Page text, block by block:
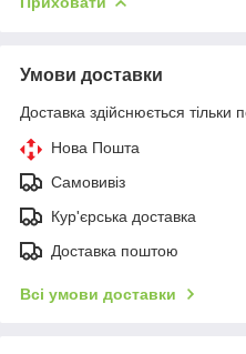
Умови доставки
Доставка здійснюється тільки
Нова Пошта
Самовивіз
Кур'єрська доставка
Доставка поштою
Всі умови доставки